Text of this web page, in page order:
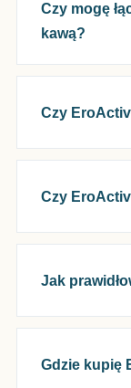
Czy mogę
kawą?
Czy
Czy
Jak
Gdzie kupię